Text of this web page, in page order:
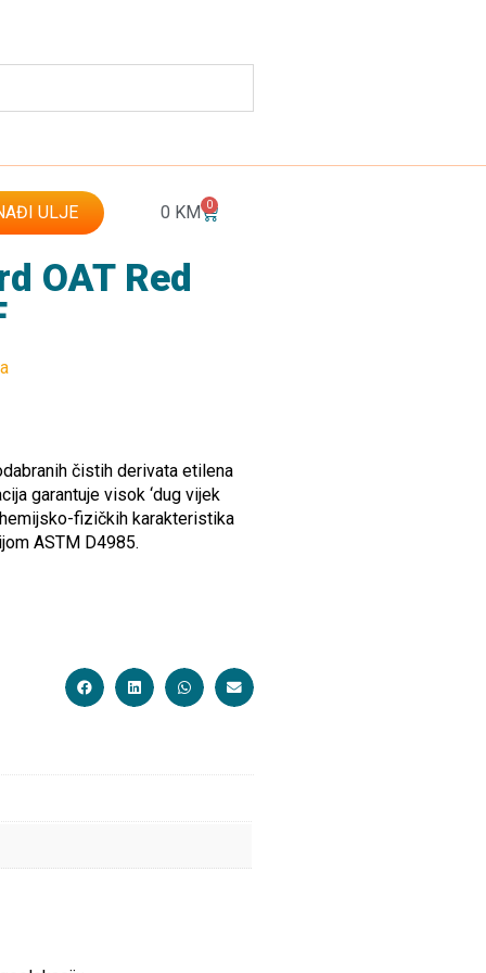
ULJE 0 KM 0
OAT Red
čistih derivata etilena
garantuje visok ‘dug vijek
fizičkih karakteristika
ASTM D4985.